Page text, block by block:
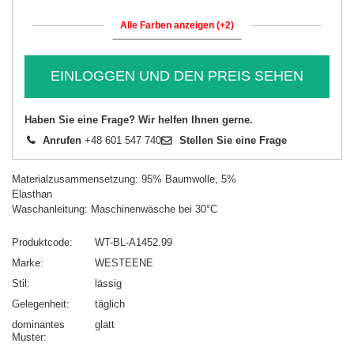
Alle Farben anzeigen (+2)
EINLOGGEN UND DEN PREIS SEHEN
Haben Sie eine Frage? Wir helfen Ihnen gerne.
Anrufen +48 601 547 740 Stellen Sie eine Frage
Materialzusammensetzung: 95% Baumwolle, 5%
Elasthan
Waschanleitung: Maschinenwäsche bei 30°C
Produktcode
WT-BL-A1452.99
Marke
WESTEENE
Stil
lässig
Gelegenheit
täglich
dominantes
Muster
glatt